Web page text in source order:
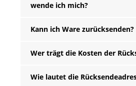
wende ich mich?
Kann ich Ware zurücksenden?
Wer trägt die Kosten der
Wie lautet die